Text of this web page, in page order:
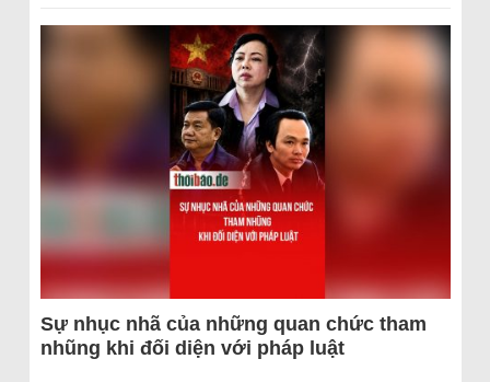
Sự nhục nhã của những quan chức tham
nhũng khi đối diện với pháp luật